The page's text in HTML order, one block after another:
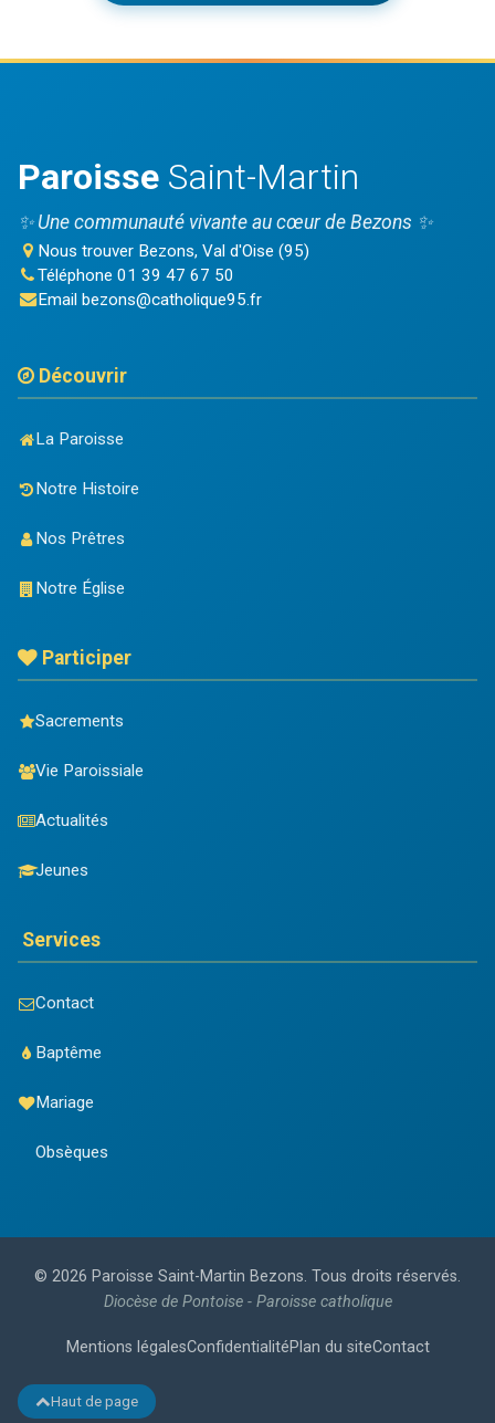
Paroisse Saint-Martin
✨ Une communauté vivante au cœur de Bezons ✨
Nous trouver Bezons, Val d'Oise (95)
Téléphone 01 39 47 67 50
Email bezons@catholique95.fr
Découvrir
La Paroisse
Notre Histoire
Nos Prêtres
Notre Église
Participer
Sacrements
Vie Paroissiale
Actualités
Jeunes
Services
Contact
Baptême
Mariage
Obsèques
© 2026 Paroisse Saint-Martin Bezons. Tous droits réservés.
Diocèse de Pontoise - Paroisse catholique
Mentions légalesConfidentialitéPlan du siteContact
Haut de page